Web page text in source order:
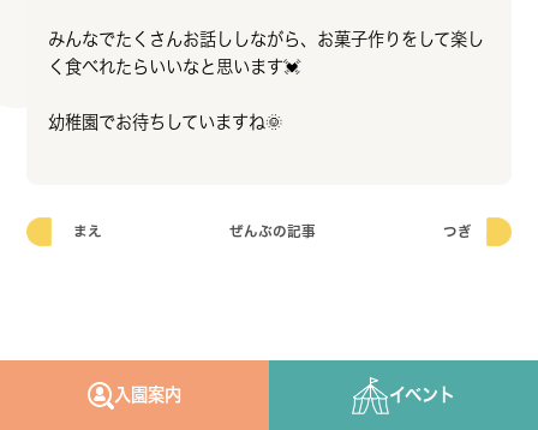
入園案内 イベント
みんなでたくさんお話ししながら、お菓子作りをして楽し
く食べれたらいいなと思います💓
幼稚園でお待ちしていますね🌞
まえ ぜんぶの記事 つぎ